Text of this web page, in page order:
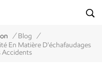
/ Blog /
En Matière D'échafaudages
Accidents